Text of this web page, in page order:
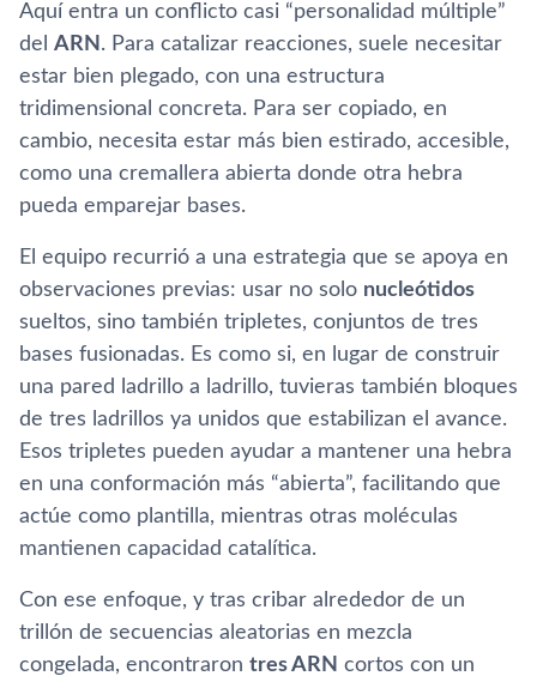
Aquí entra un conflicto casi “personalidad múltiple”
del ARN . Para catalizar reacciones, suele necesitar
estar bien plegado, con una estructura
tridimensional concreta. Para ser copiado, en
cambio, necesita estar más bien estirado, accesible,
como una cremallera abierta donde otra hebra
pueda emparejar bases.
El equipo recurrió a una estrategia que se apoya en
observaciones previas: usar no solo nucleótidos
sueltos, sino también tripletes, conjuntos de tres
bases fusionadas. Es como si, en lugar de construir
una pared ladrillo a ladrillo, tuvieras también bloques
de tres ladrillos ya unidos que estabilizan el avance.
Esos tripletes pueden ayudar a mantener una hebra
en una conformación más “abierta”, facilitando que
actúe como plantilla, mientras otras moléculas
mantienen capacidad catalítica.
Con ese enfoque, y tras cribar alrededor de un
trillón de secuencias aleatorias en mezcla
congelada, encontraron tres ARN cortos con un